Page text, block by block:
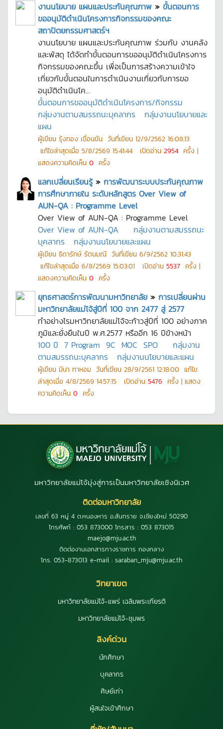
งานนโยบาย แผนและประกันคุณภาพ » ขั้นตอนการ
ขออนุมัติดำเนินโครงการกิจกรรมของคณะ
สถาปัตยกรรมศาสตร์ฯ
งานนโยบาย แผนและประกันคุณภาพ ร่วมกับ งานคลัง
และพัสดุ ได้จัดทำขั้นตอนการขออนุมัติดำเนินโครงการ
กิจกรรมของคณะขึ้น เพื่อเป็นการสร้างความเข้าใจ
เกี่ยวกับขั้นตอนในการดำเนินงานเกี่ยวกับการขอ
อนุมัติดำเนินโค...
ขั้นตอนการขออนุมัติดำเนินโครงการ/กิจกรรม
กลุ่มงานตามสมรรถนะบุคลากร
กลุ่มงานนโยบายและ
แผน
ผู้เขียน รุ้งทอง เขื่อนขัน วันที่เขียน 12/9/2562 16:08:13
แก้ไขล่าสุดเมื่อ 5/8/2569 15:41:44 เปิดอ่าน 2954 ครั้ง |
แสดงความคิดเห็น 0 ครั้ง
แลกเปลี่ยนเรียนรู้» การพัฒนาระบบประกันคุณภาพ
การศึกษาภายใน ระดับหลักสูตร Over View of
AUN-QA : Programme Level
Over View of AUN-QA : Programme Level
Over View of AUN-QA
กลุ่มงานตามสมรรถนะ
บุคลากร
กลุ่มงานนโยบายและแผน
ผู้เขียน ธิดารักษ์ รัตนมณี วันที่เขียน 6/9/2562 10:31:43
แก้ไขล่าสุดเมื่อ 6/8/2569 15:03:01 เปิดอ่าน 5537 ครั้ง |
แสดงความคิดเห็น 0 ครั้ง
ยุทธศาสตร์การพัฒนามหาวิทยาลัย » การเปลี่ยนผ่าน
มหาวิทยาลัยแม่โจ้สู่ปีที่ 100 จาก 2477 สู่ 2577
ทำอย่างไรมหาวิทยาลัยแม่โจ้จะก้าวสู่ปีที่ 100 อย่างภาค
ภูมิและยั่งยืนในปี พ.ศ.2577 หรืออีก 16 ปีข้างหน้า
100 ปี 7 Program 9C MOC SPO
กลุ่มงาน
ตามสมรรถนะบุคลากร
กลุ่มงานนโยบายและแผน
ผู้เขียน มีนา ทาหอม วันที่เขียน 28/9/2561 12:18:00 แก้ไข
ล่าสุดเมื่อ 4/8/2569 14:57:15 เปิดอ่าน 5476 ครั้ง | แสดง
ความคิดเห็น 0 ครั้ง
มหาวิทยาลัยแม่โจ้มุ่งสู่การเป็นมหาวิทยาลัยเชิงนิเวศ
ติดต่อมหาวิทยาลัย
เลขที่ 63 หมู่ 4 ต.หนองหาร อ.สันทราย จ.เชียงใหม่ 50290
โทรศัพท์ : 053 873000 โทรสาร : 053 873015
maejo@mju.ac.th
ติดต่องานเอกสารทางราชการ กองกลาง
โทร. 053-873013 e-mail : saraban_mju@mju.ac.th
วิทยาเขต
มหาวิทยาลัยแม่โจ้-แพร่ เฉลิมพระเกียรติ
มหาวิทยาลัยแม่โจ้-ชุมพร
ลิงค์ด่วน
นักศึกษา
บุคลากร
ศิษย์เก่า
ผู้สนใจเข้าศึกษา